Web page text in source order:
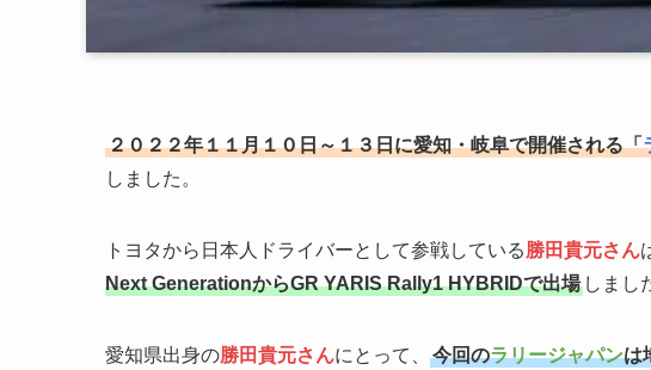
２０２２年１１月１０日～１３日に愛知・岐阜で開催される「
しました。
トヨタから日本人ドライバーとして参戦している勝田貴元さん
Next GenerationからGR YARIS Rally1 HYBRIDで出場 しまし
愛知県出身の勝田貴元さんにとって、 今回のラリージャパンは